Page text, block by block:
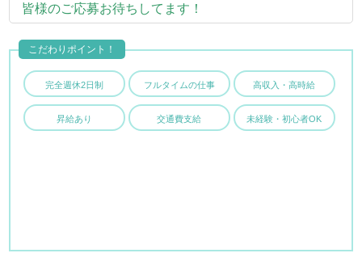
皆様のご応募お待ちしてます！
完全週休2日制 フルタイムの仕事 高収入・高時給
昇給あり 交通費支給 未経験・初心者OK
こだわりポイント！